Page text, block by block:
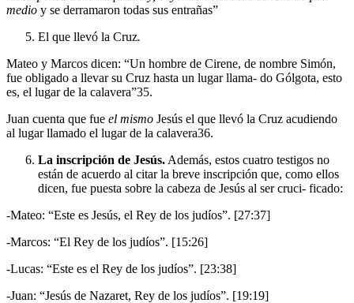
medio y se derramaron todas sus entrañas”
El que llevó la Cruz.
Mateo y Marcos dicen: “Un hombre de Cirene, de nombre Simón,
fue obligado a llevar su Cruz hasta un lugar llama- do Gólgota, esto
es, el lugar de la calavera”35.
Juan cuenta que fue el mismo Jesús el que llevó la Cruz acudiendo
al lugar llamado el lugar de la calavera36.
La inscripción de Jesús. Además, estos cuatro testigos no
están de acuerdo al citar la breve inscripción que, como ellos
dicen, fue puesta sobre la cabeza de Jesús al ser cruci- ficado:
-Mateo: “Este es Jesús, el Rey de los judíos”. [27:37]
-Marcos: “El Rey de los judíos”. [15:26]
-Lucas: “Este es el Rey de los judíos”. [23:38]
-Juan: “Jesús de Nazaret, Rey de los judíos”. [19:19]